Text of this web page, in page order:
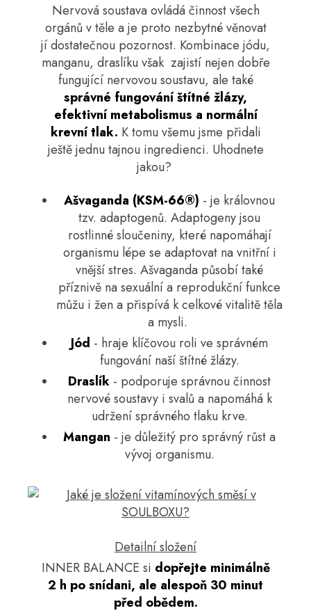
Nervová soustava ovládá činnost všech
orgánů v těle a je proto nezbytné věnovat
jí dostatečnou pozornost. Kombinace jódu,
manganu, draslíku však zajistí nejen dobře
fungující nervovou soustavu, ale také
správné fungování štítné žlázy,
efektivní metabolismus a normální
krevní tlak. K tomu všemu jsme přidali
ještě jednu tajnou ingredienci. Uhodnete
jakou?
Ašvaganda (KSM-66®) - je královnou
tzv. adaptogenů. Adaptogeny jsou
rostlinné sloučeniny, které napomáhají
organismu lépe se adaptovat na vnitřní i
vnější stres. Ašvaganda působí také
příznivě na sexuální a reprodukční funkce
můžu i žen a přispívá k celkové vitalitě těla
a mysli.
Jód - hraje klíčovou roli ve správném
fungování naší štítné žlázy.
Draslík - podporuje správnou činnost
nervové soustavy i svalů a napomáhá k
udržení správného tlaku krve.
Mangan - je důležitý pro správný růst a
vývoj organismu.
Detailní složení
INNER BALANCE si dopřejte minimálně
2 h po snídani, ale alespoň 30 minut
před obědem.